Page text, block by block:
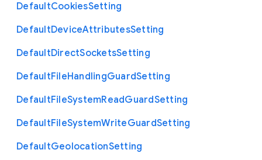
DefaultCookiesSetting
DefaultDeviceAttributesSetting
DefaultDirectSocketsSetting
DefaultFileHandlingGuardSetting
DefaultFileSystemReadGuardSetting
DefaultFileSystemWriteGuardSetting
DefaultGeolocationSetting